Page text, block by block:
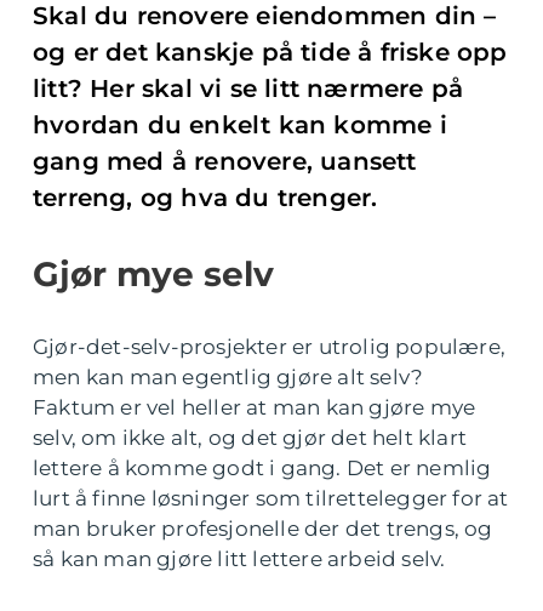
Skal du renovere eiendommen din –
og er det kanskje på tide å friske opp
litt? Her skal vi se litt nærmere på
hvordan du enkelt kan komme i
gang med å renovere, uansett
terreng, og hva du trenger.
Gjør mye selv
Gjør-det-selv-prosjekter er utrolig populære,
men kan man egentlig gjøre alt selv?
Faktum er vel heller at man kan gjøre mye
selv, om ikke alt, og det gjør det helt klart
lettere å komme godt i gang. Det er nemlig
lurt å finne løsninger som tilrettelegger for at
man bruker profesjonelle der det trengs, og
så kan man gjøre litt lettere arbeid selv.